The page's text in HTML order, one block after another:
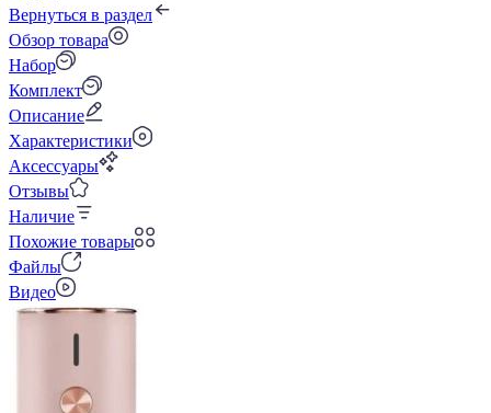
Вернуться в раздел
Обзор товара
Набор
Комплект
Описание
Характеристики
Аксессуары
Отзывы
Наличие
Похожие товары
Файлы
Видео